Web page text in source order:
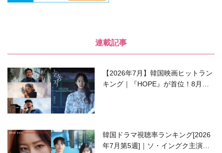
連載記事
【2026年7月】韓国映画ヒットラン
キング｜『HOPE』が首位！8月公
韓国ドラマ視聴率ランキング[2026
年7月第5週]｜ソ・イングク主演の